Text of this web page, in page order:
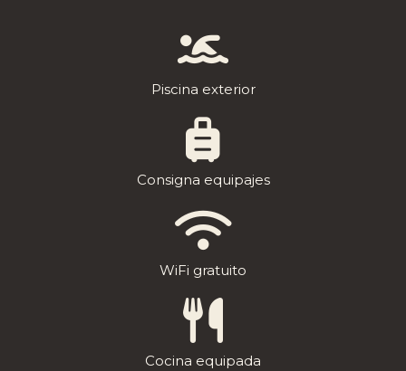
Piscina exterior
Consigna equipajes
WiFi gratuito
Cocina equipada